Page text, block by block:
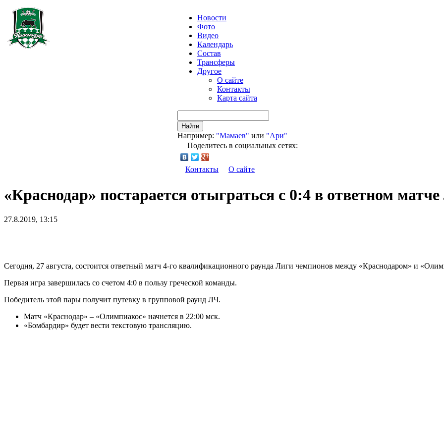
Новости
Фото
Видео
Календарь
Состав
Трансферы
Другое
О сайте
Контакты
Карта сайта
Найти
Например: "Мамаев" или "Ари"
Поделитесь в социальных сетях:
Контакты О сайте
«Краснодар» постарается отыграться с 0:4 в ответном
27.8.2019, 13:15
Сегодня, 27 августа, состоится ответный матч 4-го квалификационного раунда Лиги чемпионов между «Краснодаром» и
Первая игра завершилась со счетом 4:0 в пользу греческой команды.
Победитель этой пары получит путевку в групповой раунд ЛЧ.
Матч «Краснодар» – «Олимпиакос» начнется в 22:00 мск.
«Бомбардир» будет вести текстовую трансляцию.